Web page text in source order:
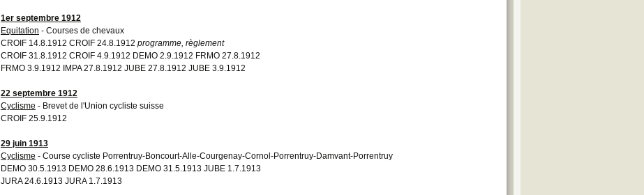
1er septembre 1912
Equitation - Courses de chevaux
CROIF 14.8.1912 CROIF 24.8.1912 programme, règlement
CROIF 31.8.1912 CROIF 4.9.1912 DEMO 2.9.1912 FRMO 27.8.1912
FRMO 3.9.1912 IMPA 27.8.1912 JUBE 27.8.1912 JUBE 3.9.1912
22 septembre 1912
Cyclisme - Brevet de l'Union cycliste suisse
CROIF 25.9.1912
29 juin 1913
Cyclisme - Course cycliste Porrentruy-Boncourt-Alle-Courgenay-Cornol-Porrentruy-Damvant-Porrentruy
DEMO 30.5.1913 DEMO 28.6.1913 DEMO 31.5.1913 JUBE 1.7.1913
JURA 24.6.1913 JURA 1.7.1913